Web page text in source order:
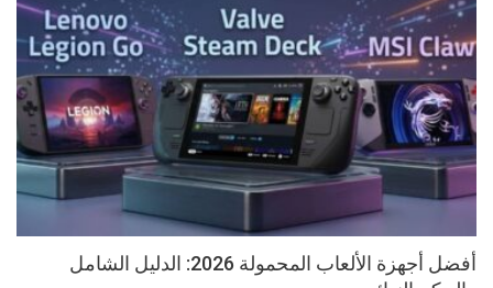
أفضل أجهزة الألعاب المحمولة 2026: الدليل الشامل